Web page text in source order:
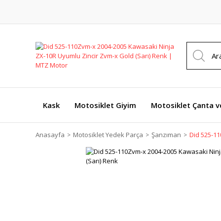
Kask Motosiklet Giyim Motosiklet Çanta
Anasayfa Motosiklet Yedek Parça Şanzıman Did 525-